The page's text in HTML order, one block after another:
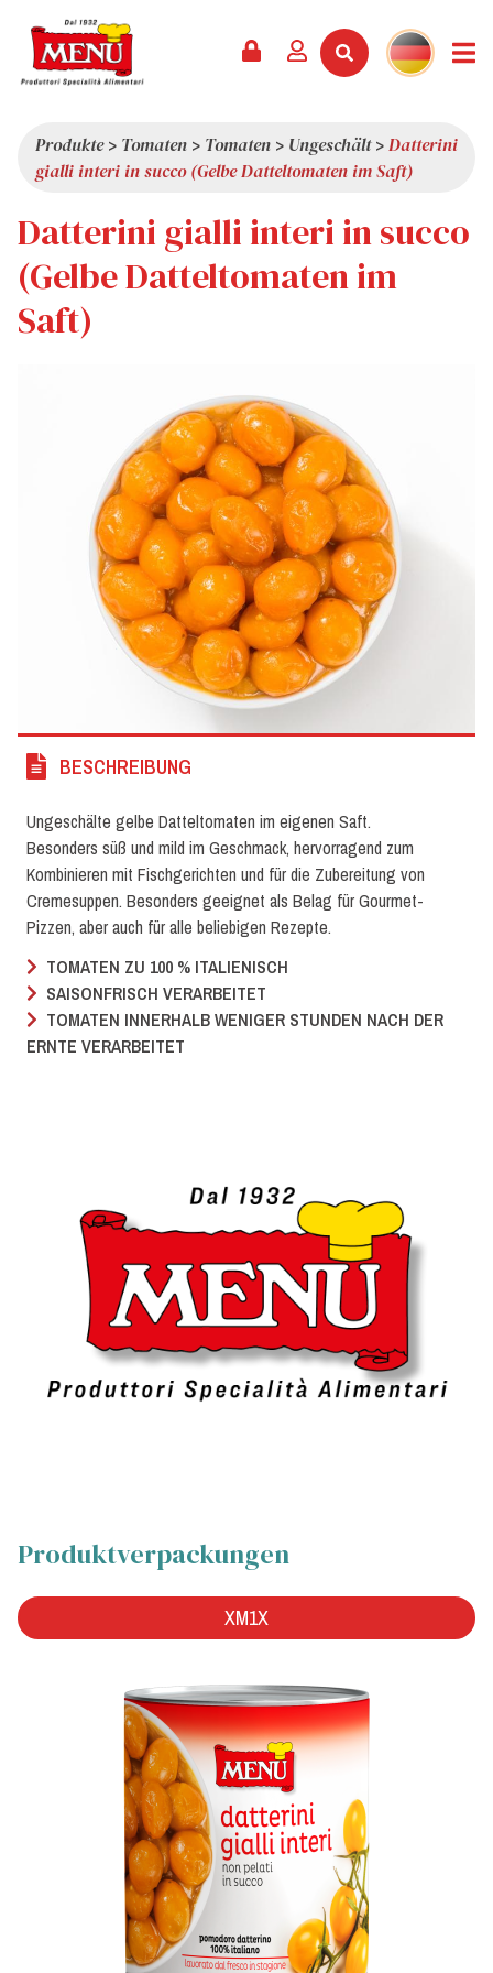
KATALOG
SERVICES
NEUHEITEN
PRÄMIEN
PRESSESCHAU
ÜBER UNS
QUALITÄT
WERTE
INTERESSANTES
SHOWROOM
ARBEITEN SIE MIT UNS
Produkte> Tomaten > Tomaten > Ungeschält>Datterini
gialli interi in succo (Gelbe Datteltomaten im Saft)
Datterini gialli interi in succo
(Gelbe Datteltomaten im
Saft)
BESCHREIBUNG
Ungeschälte gelbe Datteltomaten im eigenen Saft.
Besonders süß und mild im Geschmack, hervorragend zum
Kombinieren mit Fischgerichten und für die Zubereitung von
Cremesuppen. Besonders geeignet als Belag für Gourmet-
Pizzen, aber auch für alle beliebigen Rezepte.
TOMATEN ZU 100 % ITALIENISCH
SAISONFRISCH VERARBEITET
TOMATEN INNERHALB WENIGER STUNDEN NACH DER
ERNTE VERARBEITET
Produktverpackungen
XM1X